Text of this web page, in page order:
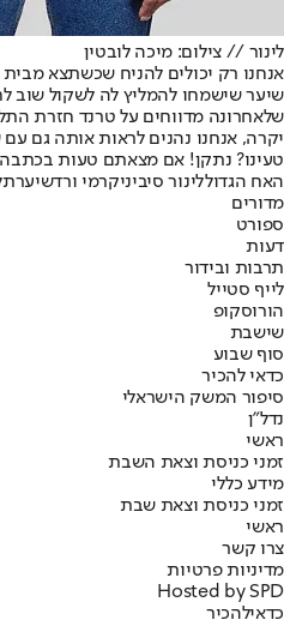
לינור // צילום: מיכה לובטין
אנחנו רק יכולים להניח שכשתצא
שיער שישמחו להמליץ לה לשקול שוב
שלאחרונה מדווחים על טרנד חזרת
יקרה, אנחנו נהנים לראות אותה גם
טעינו? נתקן! אם מצאתם טעות
האח הגדוללינור סיביניקרמי ורדשיער
מדורים
ספורט
דעות
תרבות ובידור
לייף סטייל
הורוסקופ
שישבת
סוף שבוע
כדאי להכיר
סיפור המשק הישראלי
נדל"ן
ראשי
זמני כניסת וצאת השבת
מידע כללי
זמני כניסת וצאת שבת
ראשי
צרו קשר
מדיניות פרטיות
Hosted by SPD
כדאילהכיר